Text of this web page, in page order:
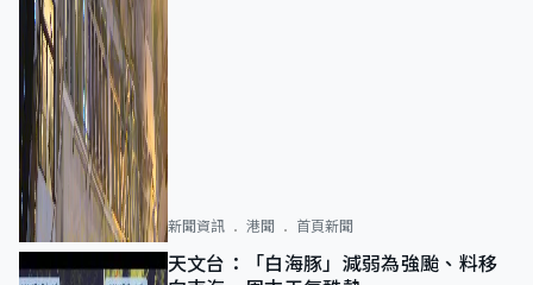
新聞資訊 港聞 首頁新聞
天文台：「白海豚」減弱為強颱、料移